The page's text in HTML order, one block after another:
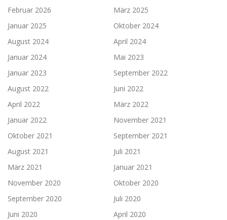
Februar 2026
März 2025
Januar 2025
Oktober 2024
August 2024
April 2024
Januar 2024
Mai 2023
Januar 2023
September 2022
August 2022
Juni 2022
April 2022
März 2022
Januar 2022
November 2021
Oktober 2021
September 2021
August 2021
Juli 2021
März 2021
Januar 2021
November 2020
Oktober 2020
September 2020
Juli 2020
Juni 2020
April 2020